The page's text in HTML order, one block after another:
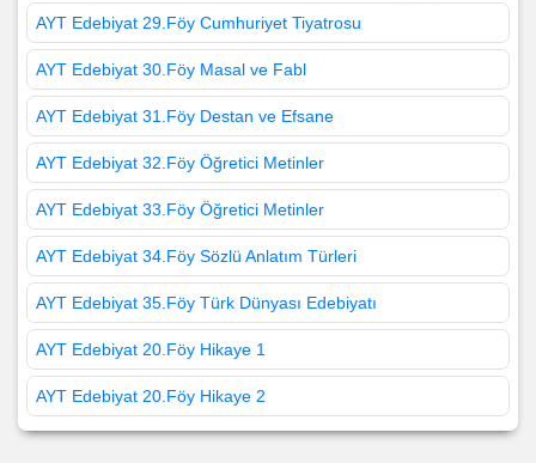
AYT Edebiyat 29.Föy Cumhuriyet Tiyatrosu
AYT Edebiyat 30.Föy Masal ve Fabl
AYT Edebiyat 31.Föy Destan ve Efsane
AYT Edebiyat 32.Föy Öğretici Metinler
AYT Edebiyat 33.Föy Öğretici Metinler
AYT Edebiyat 34.Föy Sözlü Anlatım Türleri
AYT Edebiyat 35.Föy Türk Dünyası Edebiyatı
AYT Edebiyat 20.Föy Hikaye 1
AYT Edebiyat 20.Föy Hikaye 2